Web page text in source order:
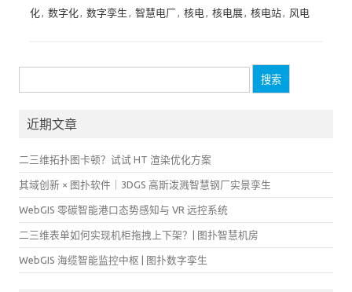
化
数字化 数字孪生 智慧电厂 核电 核电展 核电站 风电
索：
近期文章
二三维拓扑图卡顿？试试 HT 渲染优化方案
其域创新 × 图扑软件｜3DGS 高斯泼溅智慧钢厂实景孪生
WebGIS 零碳智能港口态势感知与 VR 远控系统
二三维表单如何实现机柜拖拽上下架？| 图扑智慧机房
WebGIS 海缆智能监控中枢 | 图扑数字孪生